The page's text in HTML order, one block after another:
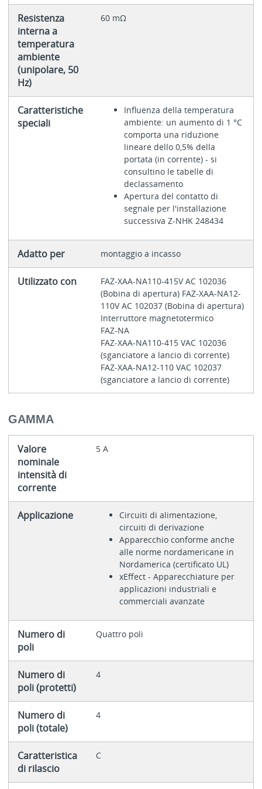
Resistenza
interna a
temperatura
ambiente
(unipolare, 50
Hz)
60 mΩ
Caratteristiche
speciali
Influenza della temperatura
ambiente: un aumento di 1 °C
comporta una riduzione
lineare dello 0,5% della
portata (in corrente) - si
consultino le tabelle di
declassamento
Apertura del contatto di
segnale per l'installazione
successiva Z-NHK 248434
Adatto per montaggio a incasso
Utilizzato con
FAZ-XAA-NA110-415V AC 102036
(Bobina di apertura) FAZ-XAA-NA12-
110V AC 102037 (Bobina di apertura)
Interruttore magnetotermico
FAZ-NA
FAZ-XAA-NA110-415 VAC 102036
(sganciatore a lancio di corrente)
FAZ-XAA-NA12-110 VAC 102037
(sganciatore a lancio di corrente)
GAMMA
Valore
nominale
intensità di
corrente
5 A
Applicazione
Circuiti di alimentazione,
circuiti di derivazione
Apparecchio conforme anche
alle norme nordamericane in
Nordamerica (certificato UL)
xEffect - Apparecchiature per
applicazioni industriali e
commerciali avanzate
Numero di
poli
Quattro poli
Numero di
poli (protetti)
4
Numero di
poli (totale)
4
Caratteristica
di rilascio
C